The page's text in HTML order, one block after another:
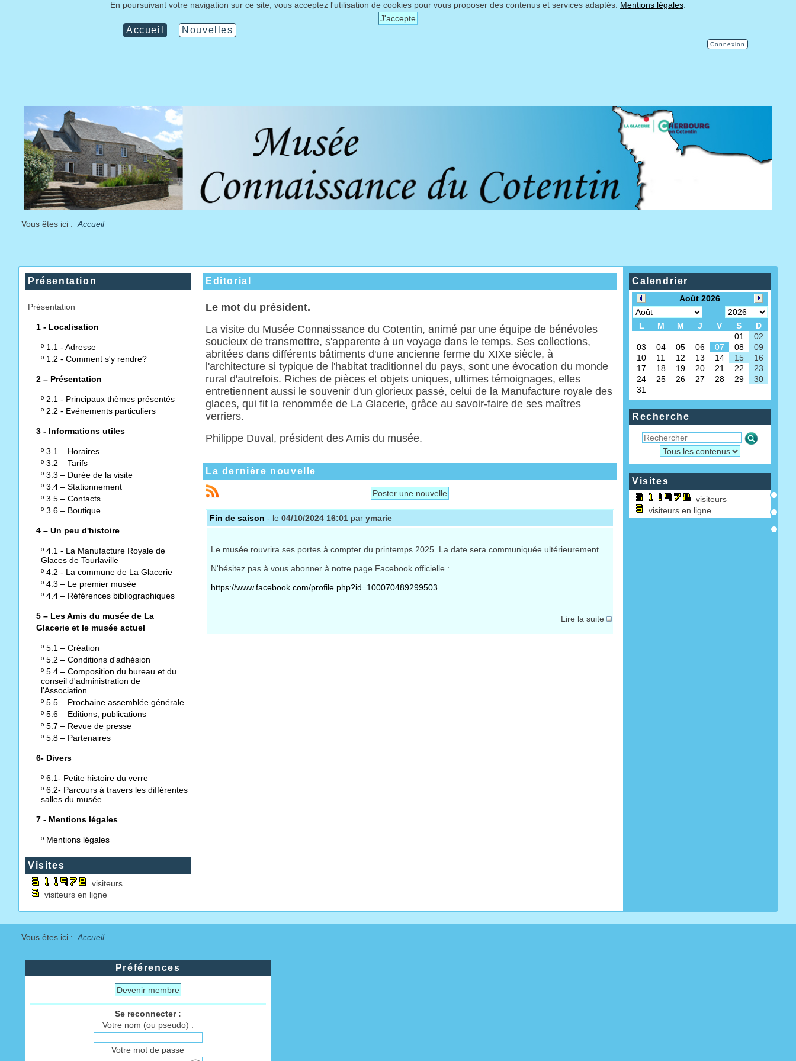
En poursuivant votre navigation sur ce site, vous acceptez l'utilisation de cookies pour vous proposer des contenus et services adaptés. Mentions légales
J'accepte
Accueil
Connexion
Nouvelles
Vous êtes ici : Accueil
Présentation
Présentation
1 - Localisation
º 1.1 - Adresse
º 1.2 - Comment s'y rendre?
2 – Présentation
º 2.1 - Principaux thèmes présentés
º 2.2 - Evénements particuliers
3 - Informations utiles
º 3.1 – Horaires
º 3.2 – Tarifs
º 3.3 – Durée de la visite
º 3.4 – Stationnement
º 3.5 – Contacts
º 3.6 – Boutique
4 – Un peu d'histoire
º 4.1 - La Manufacture Royale de
Glaces de Tourlaville
º 4.2 - La commune de La Glacerie
º 4.3 – Le premier musée
º 4.4 – Références bibliographiques
5 – Les Amis du musée de La
Glacerie et le musée actuel
º 5.1 – Création
º 5.2 – Conditions d'adhésion
º 5.4 – Composition du bureau et du
conseil d'administration de
l'Association
º 5.5 – Prochaine assemblée générale
º 5.6 – Editions, publications
º 5.7 – Revue de presse
º 5.8 – Partenaires
6- Divers
º 6.1- Petite histoire du verre
º 6.2- Parcours à travers les différentes
salles du musée
7 - Mentions légales
º Mentions légales
Visites
visiteurs
visiteurs en ligne
Editorial
Le mot du président.
La visite du Musée Connaissance du Cotentin, animé par une équipe de bénévoles
soucieux de transmettre, s'apparente à un voyage dans le temps. Ses collections,
abritées dans différents bâtiments d'une ancienne ferme du XIXe siècle, à
l'architecture si typique de l'habitat traditionnel du pays, sont une évocation du monde
rural d'autrefois. Riches de pièces et objets uniques, ultimes témoignages, elles
entretiennent aussi le souvenir d'un glorieux passé, celui de la Manufacture royale des
glaces, qui fit la renommée de La Glacerie, grâce au savoir-faire de ses maîtres
verriers.
Philippe Duval, président des Amis du musée.
La dernière nouvelle
Poster une nouvelle
Fin de saison - le 04/10/2024 16:01 par ymarie
Le musée rouvrira ses portes à compter du printemps 2025. La date sera communiquée ultérieurement.
N'hésitez pas à vous abonner à notre page Facebook officielle :
https://www.facebook.com/profile.php?id=100070489299503
Lire la suite
Calendrier
Recherche
Visites
visiteurs
visiteurs en ligne
Vous êtes ici : Accueil
Préférences
Devenir membre
Se reconnecter :
Votre nom (ou pseudo) :
Votre mot de passe